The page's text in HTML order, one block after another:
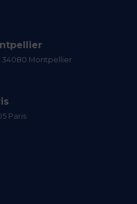
34080 Montpellier
Paris